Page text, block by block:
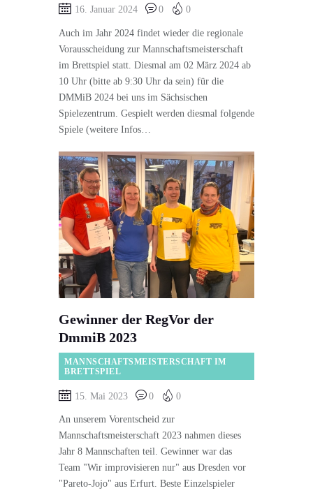
16. Januar 2024 0 0
Auch im Jahr 2024 findet wieder die regionale
Vorausscheidung zur Mannschaftsmeisterschaft
im Brettspiel statt. Diesmal am 02 März 2024 ab
10 Uhr (bitte ab 9:30 Uhr da sein) für die
DMMiB 2024 bei uns im Sächsischen
Spielezentrum. Gespielt werden diesmal folgende
Spiele (weitere Infos…
Gewinner der RegVor der
DmmiB 2023
MANNSCHAFTSMEISTERSCHAFT IM
BRETTSPIEL
15. Mai 2023 0 0
An unserem Vorentscheid zur
Mannschaftsmeisterschaft 2023 nahmen dieses
Jahr 8 Mannschaften teil. Gewinner war das
Team "Wir improvisieren nur" aus Dresden vor
"Pareto-Jojo" aus Erfurt. Beste Einzelspieler